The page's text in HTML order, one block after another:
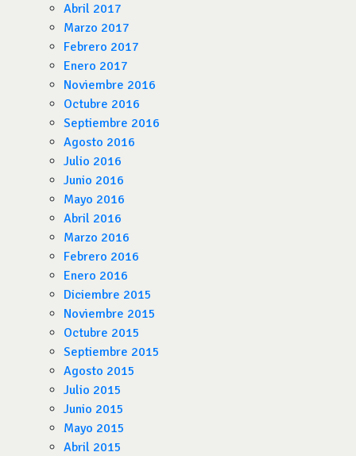
Abril 2017
Marzo 2017
Febrero 2017
Enero 2017
Noviembre 2016
Octubre 2016
Septiembre 2016
Agosto 2016
Julio 2016
Junio 2016
Mayo 2016
Abril 2016
Marzo 2016
Febrero 2016
Enero 2016
Diciembre 2015
Noviembre 2015
Octubre 2015
Septiembre 2015
Agosto 2015
Julio 2015
Junio 2015
Mayo 2015
Abril 2015